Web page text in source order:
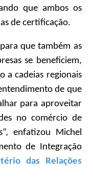
que ambos os
de certificação.
que também as
se beneficiem,
a cadeias regionais
de que
para aproveitar
no comércio de
enfatizou Michel
de Integração
das Relações